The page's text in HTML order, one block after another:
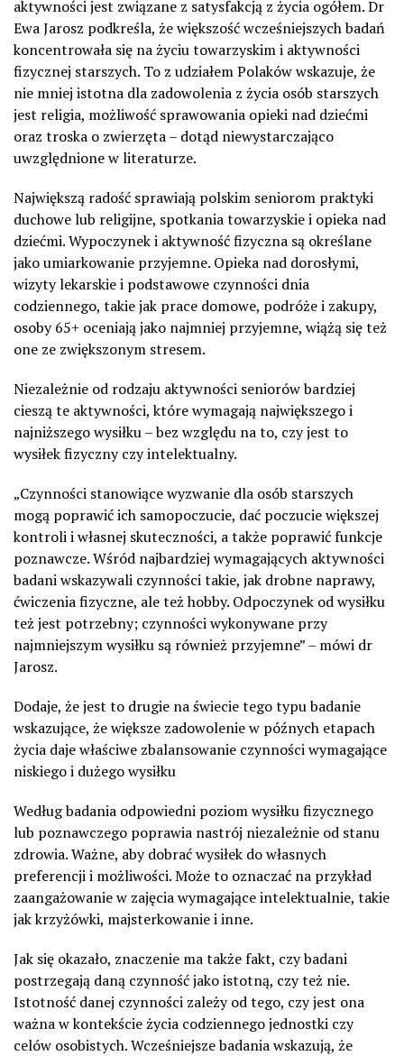
aktywności jest związane z satysfakcją z życia ogółem. Dr
Ewa Jarosz podkreśla, że większość wcześniejszych badań
koncentrowała się na życiu towarzyskim i aktywności
fizycznej starszych. To z udziałem Polaków wskazuje, że
nie mniej istotna dla zadowolenia z życia osób starszych
jest religia, możliwość sprawowania opieki nad dziećmi
oraz troska o zwierzęta – dotąd niewystarczająco
uwzględnione w literaturze.
Największą radość sprawiają polskim seniorom praktyki
duchowe lub religijne, spotkania towarzyskie i opieka nad
dziećmi. Wypoczynek i aktywność fizyczna są określane
jako umiarkowanie przyjemne. Opieka nad dorosłymi,
wizyty lekarskie i podstawowe czynności dnia
codziennego, takie jak prace domowe, podróże i zakupy,
osoby 65+ oceniają jako najmniej przyjemne, wiążą się też
one ze zwiększonym stresem.
Niezależnie od rodzaju aktywności seniorów bardziej
cieszą te aktywności, które wymagają największego i
najniższego wysiłku – bez względu na to, czy jest to
wysiłek fizyczny czy intelektualny.
„Czynności stanowiące wyzwanie dla osób starszych
mogą poprawić ich samopoczucie, dać poczucie większej
kontroli i własnej skuteczności, a także poprawić funkcje
poznawcze. Wśród najbardziej wymagających aktywności
badani wskazywali czynności takie, jak drobne naprawy,
ćwiczenia fizyczne, ale też hobby. Odpoczynek od wysiłku
też jest potrzebny; czynności wykonywane przy
najmniejszym wysiłku są również przyjemne” – mówi dr
Jarosz.
Dodaje, że jest to drugie na świecie tego typu badanie
wskazujące, że większe zadowolenie w późnych etapach
życia daje właściwe zbalansowanie czynności wymagające
niskiego i dużego wysiłku
Według badania odpowiedni poziom wysiłku fizycznego
lub poznawczego poprawia nastrój niezależnie od stanu
zdrowia. Ważne, aby dobrać wysiłek do własnych
preferencji i możliwości. Może to oznaczać na przykład
zaangażowanie w zajęcia wymagające intelektualnie, takie
jak krzyżówki, majsterkowanie i inne.
Jak się okazało, znaczenie ma także fakt, czy badani
postrzegają daną czynność jako istotną, czy też nie.
Istotność danej czynności zależy od tego, czy jest ona
ważna w kontekście życia codziennego jednostki czy
celów osobistych. Wcześniejsze badania wskazują, że